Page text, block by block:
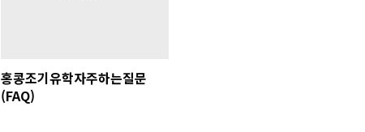
홍콩조기유학자주하는질문
(FAQ)